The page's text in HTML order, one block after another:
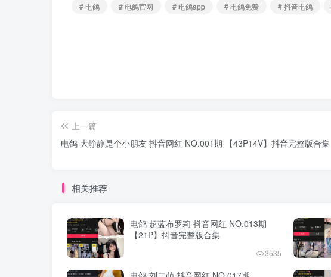
# 电鸽
# 电鸽官网 # 电鸽app # 电鸽免费 # 抖音电鸽
上一篇
电鸽 大静静是个小朋友 抖音网红 NO.001期 【43P14V】抖音完整版合集
相关推荐
电鸽 超蓝布罗莉 抖音网红 NO.013期
【21P】抖音完整版合集
3535